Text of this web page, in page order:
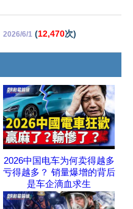
2026/6/1 (12,470次)
2026中国电车为何卖得越多
亏得越多？ 销量爆增的背后
是车企滴血求生